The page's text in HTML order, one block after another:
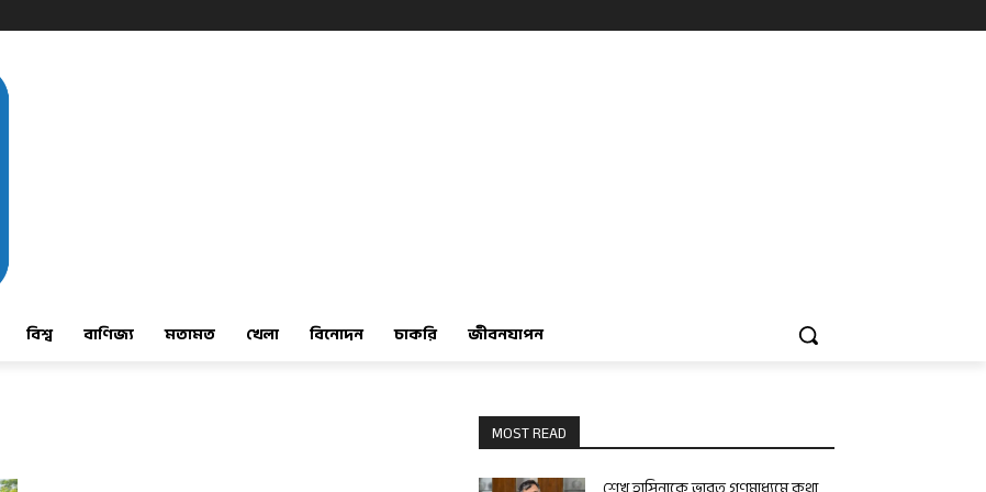
বিশ্ব বাণিজ্য মতামত খেলা বিনোদন চাকরি জীবনযাপন
MOST READ